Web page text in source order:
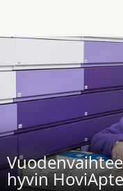
hyvin